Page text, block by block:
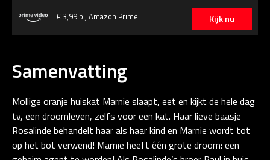
Kijk nu
€ 3,99 bij Amazon Prime
Samenvatting
Mollige oranje huiskat Marnie slaapt, eet en kijkt de hele dag
tv, een droomleven, zelfs voor een kat. Haar lieve baasje
Rosalinde behandelt haar als haar kind en Marnie wordt tot
op het bot verwend! Marnie heeft één grote droom: een